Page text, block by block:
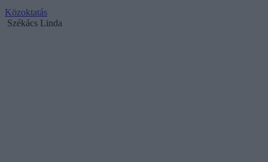
Közoktatás
Székács Linda